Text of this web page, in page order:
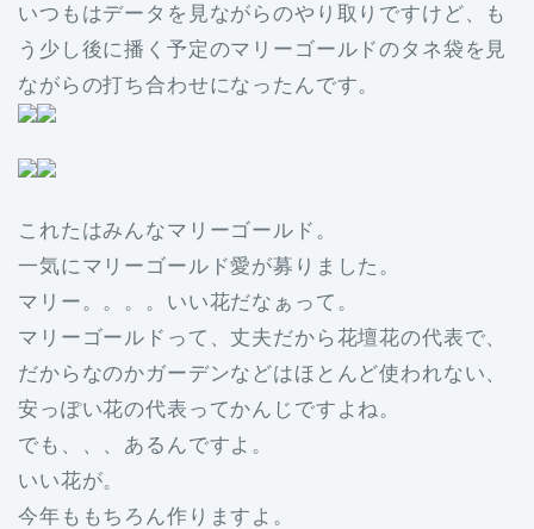
いつもはデータを見ながらのやり取りですけど、も
う少し後に播く予定のマリーゴールドのタネ袋を見
ながらの打ち合わせになったんです。
これたはみんなマリーゴールド。
一気にマリーゴールド愛が募りました。
マリー。。。。いい花だなぁって。
マリーゴールドって、丈夫だから花壇花の代表で、
だからなのかガーデンなどはほとんど使われない、
安っぽい花の代表ってかんじですよね。
でも、、、あるんですよ。
いい花が。
今年ももちろん作りますよ。